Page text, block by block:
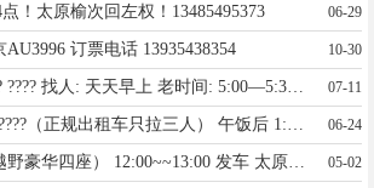
！太原榆次回左权！13485495373 06-29
订票电话 13935438354 10-30
商务 车???? ???? 找人: 天天早上 老时间: 5:00—5:30.左权～ 榆次~太原 ；上午 8:30—9:30太原~ 榆次~左权，出门办事或者要回家的，包车优先，可捎货联系18635058973 微信同号 07-11
06-24
05-02